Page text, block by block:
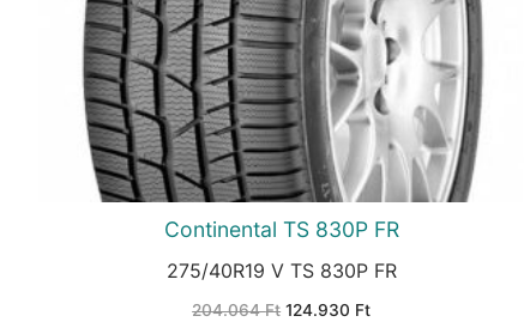
Continental TS 830P FR
275/40R19 V TS 830P FR
204.064Ft Original
124.930 FtCurrent